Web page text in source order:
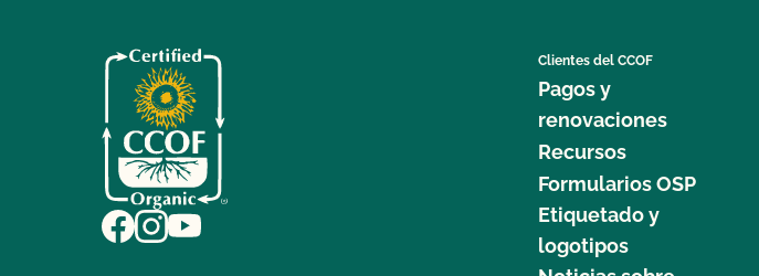
Clientes del CCOF
Pagos y
renovaciones
Recursos
Formularios OSP
Etiquetado y
logotipos